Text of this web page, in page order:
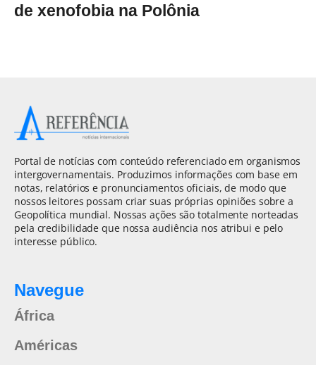
de xenofobia na Polônia
Portal de notícias com conteúdo referenciado em organismos
intergovernamentais. Produzimos informações com base em
notas, relatórios e pronunciamentos oficiais, de modo que
nossos leitores possam criar suas próprias opiniões sobre a
Geopolítica mundial. Nossas ações são totalmente norteadas
pela credibilidade que nossa audiência nos atribui e pelo
interesse público.
Navegue
África
Américas